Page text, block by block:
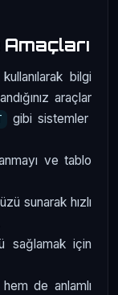
bilgi
araçlar
gibi sistemler
ve tablo
sunarak hızlı
sağlamak için
de anlamlı